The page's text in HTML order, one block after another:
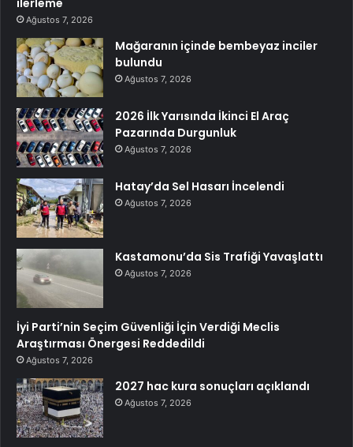
Ağustos 7, 2026
Mağaranın içinde bembeyaz inciler
bulundu
Ağustos 7, 2026
2026 İlk Yarısında İkinci El Araç
Pazarında Durgunluk
Ağustos 7, 2026
Hatay’da Sel Hasarı İncelendi
Ağustos 7, 2026
Kastamonu’da Sis Trafiği Yavaşlattı
Ağustos 7, 2026
İyi Parti’nin Seçim Güvenliği İçin Verdiği Meclis
Araştırması Önergesi Reddedildi
Ağustos 7, 2026
2027 hac kura sonuçları açıklandı
Ağustos 7, 2026